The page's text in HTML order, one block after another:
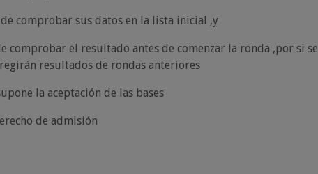
comprobar sus datos en la lista inicial ,y
comprobar el resultado antes de comenzar la ronda ,por si se
resultados de rondas anteriores
la aceptación de las bases
de admisión